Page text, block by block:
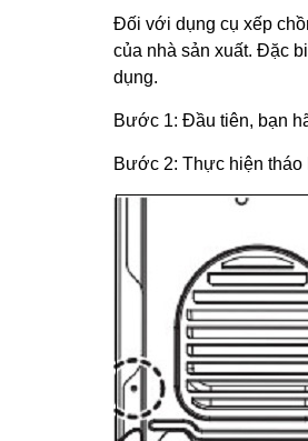
Đối với dụng cụ xếp
của nhà sản xuất. Đặc
dụng.
Bước 1: Đầu tiên, bạn
Bước 2: Thực hiện